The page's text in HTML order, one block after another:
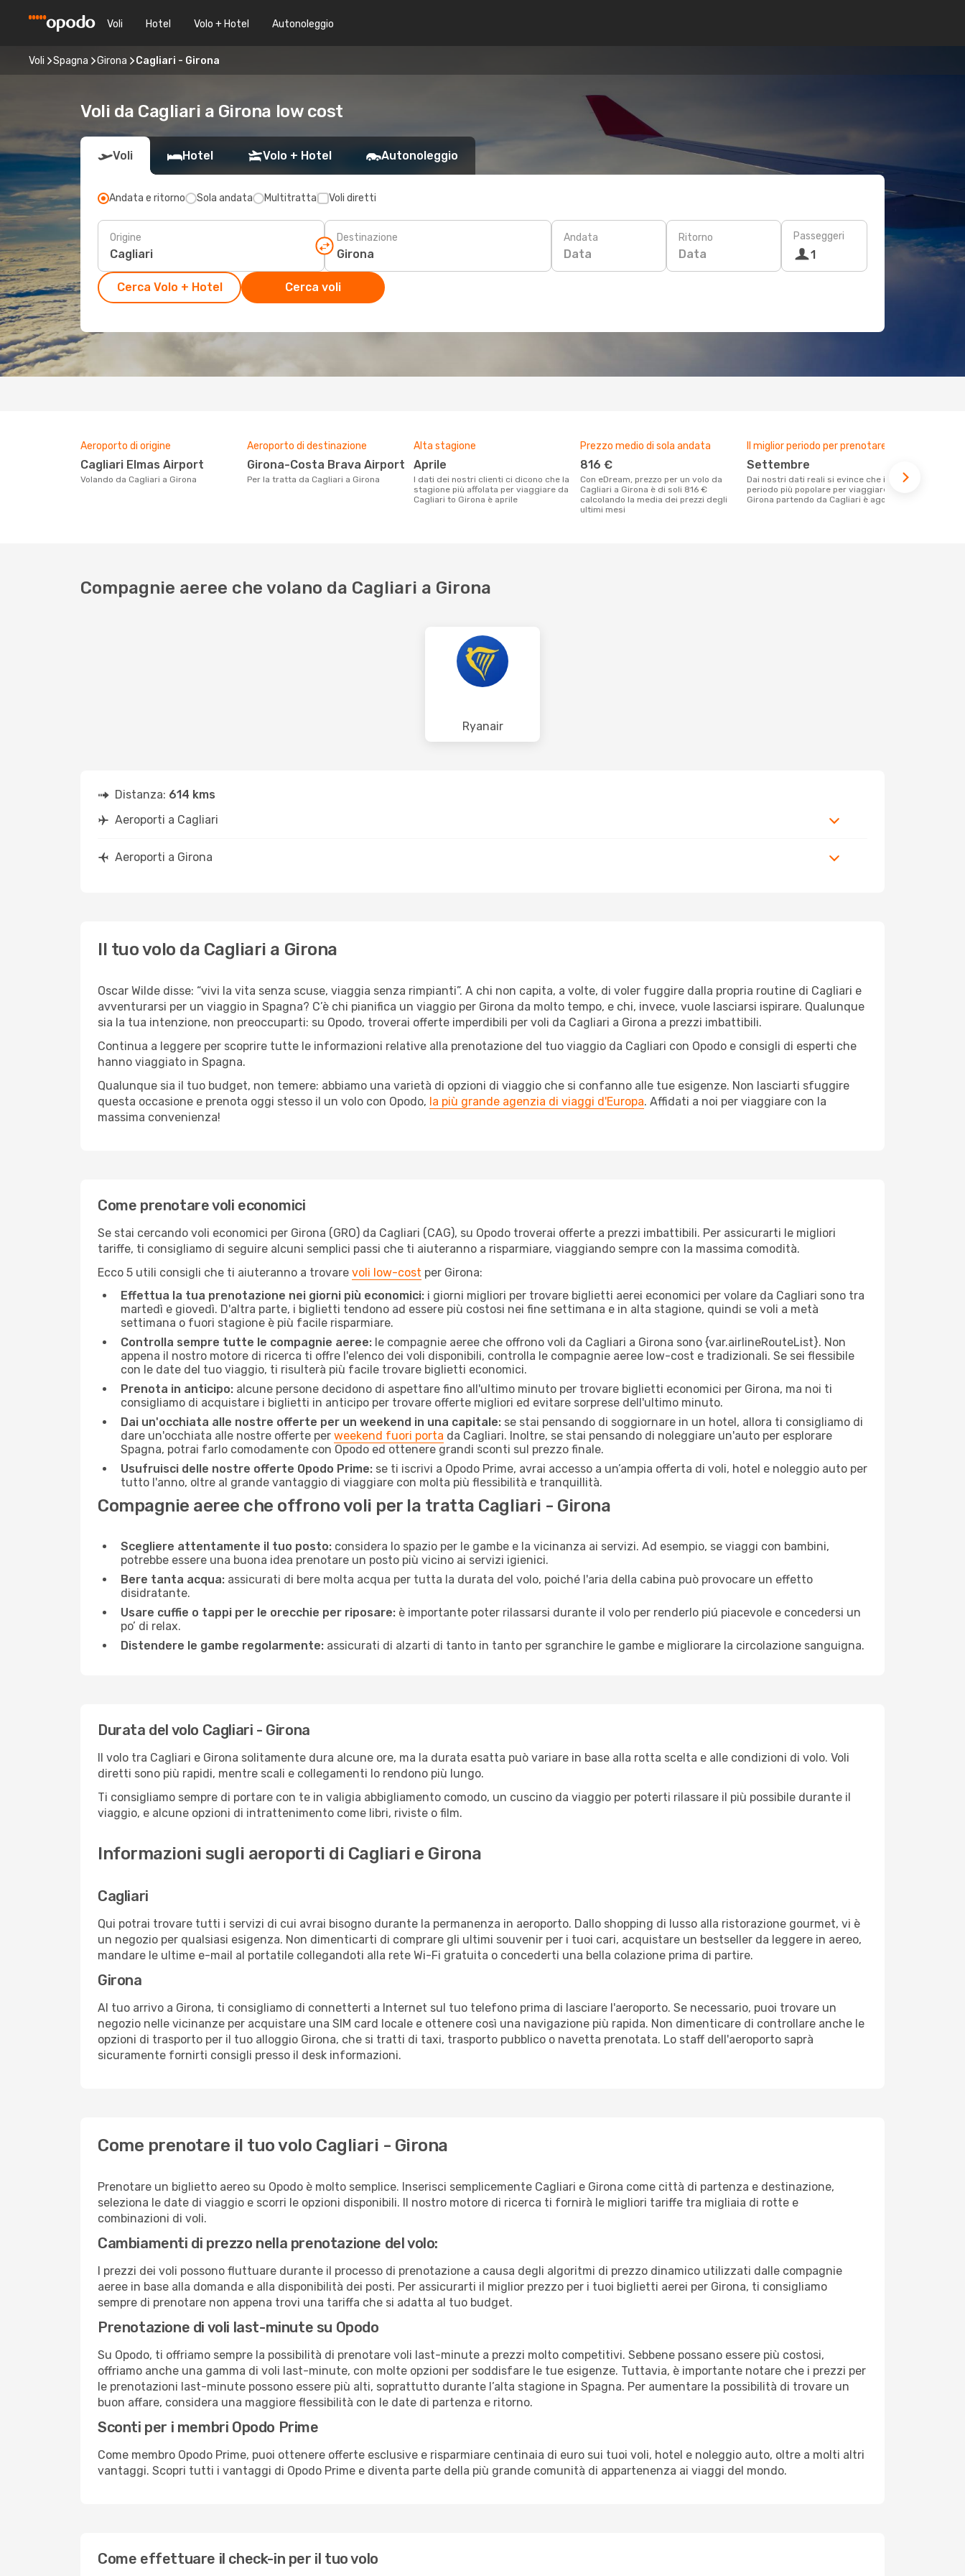
Voli Hotel Volo + Hotel Autonoleggio
Voli Spagna Girona Cagliari - Girona
Voli da Cagliari a Girona low cost
Voli Hotel Volo + Hotel Autonoleggio
Andata e ritorno Sola andata Multitratta Voli diretti
Origine Destinazione Andata
Data
Ritorno
Data
Passeggeri
1
Cerca Volo + Hotel Cerca voli
Aeroporto di origine
Cagliari Elmas Airport
Volando da Cagliari a Girona
Aeroporto di destinazione
Girona-Costa Brava Airport
Per la tratta da Cagliari a Girona
Alta stagione
aprile
I dati dei nostri clienti ci dicono che la
stagione più affolata per viaggiare da
Cagliari to Girona è aprile
Prezzo medio di sola andata
816 €
Con eDream, prezzo per un volo da
Cagliari a Girona è di soli 816 €
calcolando la media dei prezzi degli
ultimi mesi
Il miglior periodo per prenotare
settembre
Dai nostri dati reali si evince che il
periodo più popolare per viaggiare a
Girona partendo da Cagliari è agosto
Compagnie aeree che volano da Cagliari a Girona
Ryanair
Distanza: 614 kms
Aeroporti a Cagliari
Aeroporti a Girona
Il tuo volo da Cagliari a Girona
Oscar Wilde disse: “vivi la vita senza scuse, viaggia senza rimpianti”. A chi non capita, a volte, di voler fuggire dalla propria routine di Cagliari e
avventurarsi per un viaggio in Spagna? C’è chi pianifica un viaggio per Girona da molto tempo, e chi, invece, vuole lasciarsi ispirare. Qualunque
sia la tua intenzione, non preoccuparti: su Opodo, troverai offerte imperdibili per voli da Cagliari a Girona a prezzi imbattibili.
Continua a leggere per scoprire tutte le informazioni relative alla prenotazione del tuo viaggio da Cagliari con Opodo e consigli di esperti che
hanno viaggiato in Spagna.
Qualunque sia il tuo budget, non temere: abbiamo una varietà di opzioni di viaggio che si confanno alle tue esigenze. Non lasciarti sfuggire
questa occasione e prenota oggi stesso il un volo con Opodo, la più grande agenzia di viaggi d'Europa. Affidati a noi per viaggiare con la
massima convenienza!
Come prenotare voli economici
Se stai cercando voli economici per Girona (GRO) da Cagliari (CAG), su Opodo troverai offerte a prezzi imbattibili. Per assicurarti le migliori
tariffe, ti consigliamo di seguire alcuni semplici passi che ti aiuteranno a risparmiare, viaggiando sempre con la massima comodità.
Ecco 5 utili consigli che ti aiuteranno a trovare voli low-cost per Girona:
Effettua la tua prenotazione nei giorni più economici: i giorni migliori per trovare biglietti aerei economici per volare da Cagliari sono tra
martedì e giovedì. D'altra parte, i biglietti tendono ad essere più costosi nei fine settimana e in alta stagione, quindi se voli a metà
settimana o fuori stagione è più facile risparmiare.
Controlla sempre tutte le compagnie aeree: le compagnie aeree che offrono voli da Cagliari a Girona sono {​var.airlineRouteList}. Non
appena il nostro motore di ricerca ti offre l'elenco dei voli disponibili, controlla le compagnie aeree low-cost e tradizionali. Se sei flessibile
con le date del tuo viaggio, ti risulterà più facile trovare biglietti economici.
Prenota in anticipo: alcune persone decidono di aspettare fino all'ultimo minuto per trovare biglietti economici per Girona, ma noi ti
consigliamo di acquistare i biglietti in anticipo per trovare offerte migliori ed evitare sorprese dell'ultimo minuto.
Dai un'occhiata alle nostre offerte per un weekend in una capitale: se stai pensando di soggiornare in un hotel, allora ti consigliamo di
dare un'occhiata alle nostre offerte per weekend fuori porta da Cagliari. Inoltre, se stai pensando di noleggiare un'auto per esplorare
Spagna, potrai farlo comodamente con Opodo ed ottenere grandi sconti sul prezzo finale.
Usufruisci delle nostre offerte Opodo Prime: se ti iscrivi a Opodo Prime, avrai accesso a un’ampia offerta di voli, hotel e noleggio auto per
tutto l'anno, oltre al grande vantaggio di viaggiare con molta più flessibilità e tranquillità.
Compagnie aeree che offrono voli per la tratta Cagliari - Girona
Scegliere attentamente il tuo posto: considera lo spazio per le gambe e la vicinanza ai servizi. Ad esempio, se viaggi con bambini,
potrebbe essere una buona idea prenotare un posto più vicino ai servizi igienici.
Bere tanta acqua: assicurati di bere molta acqua per tutta la durata del volo, poiché l'aria della cabina può provocare un effetto
disidratante.
Usare cuffie o tappi per le orecchie per riposare: è importante poter rilassarsi durante il volo per renderlo piú piacevole e concedersi un
po’ di relax.
Distendere le gambe regolarmente: assicurati di alzarti di tanto in tanto per sgranchire le gambe e migliorare la circolazione sanguigna.
Durata del volo Cagliari - Girona
Il volo tra Cagliari e Girona solitamente dura alcune ore, ma la durata esatta può variare in base alla rotta scelta e alle condizioni di volo. Voli
diretti sono più rapidi, mentre scali e collegamenti lo rendono più lungo.
Ti consigliamo sempre di portare con te in valigia abbigliamento comodo, un cuscino da viaggio per poterti rilassare il più possibile durante il
viaggio, e alcune opzioni di intrattenimento come libri, riviste o film.
Informazioni sugli aeroporti di Cagliari e Girona
Cagliari
Qui potrai trovare tutti i servizi di cui avrai bisogno durante la permanenza in aeroporto. Dallo shopping di lusso alla ristorazione gourmet, vi è
un negozio per qualsiasi esigenza. Non dimenticarti di comprare gli ultimi souvenir per i tuoi cari, acquistare un bestseller da leggere in aereo,
mandare le ultime e-mail al portatile collegandoti alla rete Wi-Fi gratuita o concederti una bella colazione prima di partire.
Girona
Al tuo arrivo a Girona, ti consigliamo di connetterti a Internet sul tuo telefono prima di lasciare l'aeroporto. Se necessario, puoi trovare un
negozio nelle vicinanze per acquistare una SIM card locale e ottenere così una navigazione più rapida. Non dimenticare di controllare anche le
opzioni di trasporto per il tuo alloggio Girona, che si tratti di taxi, trasporto pubblico o navetta prenotata. Lo staff dell'aeroporto saprà
sicuramente fornirti consigli presso il desk informazioni.
Come prenotare il tuo volo Cagliari - Girona
Prenotare un biglietto aereo su Opodo è molto semplice. Inserisci semplicemente Cagliari e Girona come città di partenza e destinazione,
seleziona le date di viaggio e scorri le opzioni disponibili. Il nostro motore di ricerca ti fornirà le migliori tariffe tra migliaia di rotte e
combinazioni di voli.
Cambiamenti di prezzo nella prenotazione del volo:
I prezzi dei voli possono fluttuare durante il processo di prenotazione a causa degli algoritmi di prezzo dinamico utilizzati dalle compagnie
aeree in base alla domanda e alla disponibilità dei posti. Per assicurarti il miglior prezzo per i tuoi biglietti aerei per Girona, ti consigliamo
sempre di prenotare non appena trovi una tariffa che si adatta al tuo budget.
Prenotazione di voli last-minute su Opodo
Su Opodo, ti offriamo sempre la possibilità di prenotare voli last-minute a prezzi molto competitivi. Sebbene possano essere più costosi,
offriamo anche una gamma di voli last-minute, con molte opzioni per soddisfare le tue esigenze. Tuttavia, è importante notare che i prezzi per
le prenotazioni last-minute possono essere più alti, soprattutto durante l’alta stagione in Spagna. Per aumentare la possibilità di trovare un
buon affare, considera una maggiore flessibilità con le date di partenza e ritorno.
Sconti per i membri Opodo Prime
Come membro Opodo Prime, puoi ottenere offerte esclusive e risparmiare centinaia di euro sui tuoi voli, hotel e noleggio auto, oltre a molti altri
vantaggi. Scopri tutti i vantaggi di Opodo Prime e diventa parte della più grande comunità di appartenenza ai viaggi del mondo.
Come effettuare il check-in per il tuo volo